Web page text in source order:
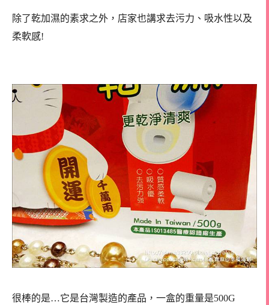
除了乾加濕的素求之外，店家也講求去污力、吸水性以及
柔軟感!
很棒的是…它是台灣製造的產品，一盒的重量是500G